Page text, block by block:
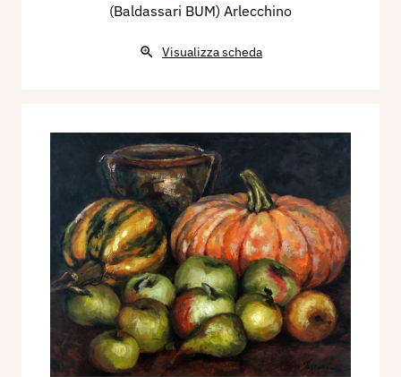
(Baldassari BUM) Arlecchino
Visualizza scheda